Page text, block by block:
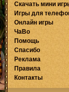
Скачать мини
Игры для
Онлайн игры
ЧаВо
Помощь
Спасибо
Реклама
Правила
Контакты